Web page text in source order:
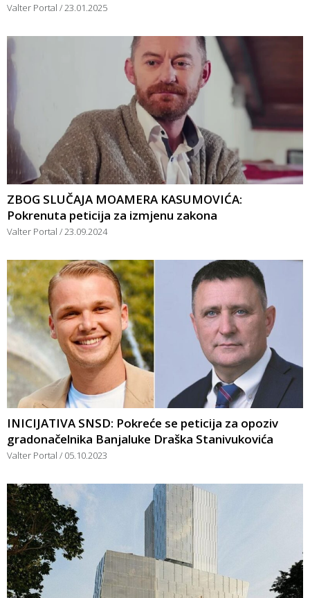
Valter Portal 23.01.2025
ZBOG SLUČAJA MOAMERA KASUMOVIĆA:
Pokrenuta peticija za izmjenu zakona
Valter Portal 23.09.2024
INICIJATIVA SNSD: Pokreće se peticija za opoziv
gradonačelnika Banjaluke Draška Stanivukovića
Valter Portal 05.10.2023